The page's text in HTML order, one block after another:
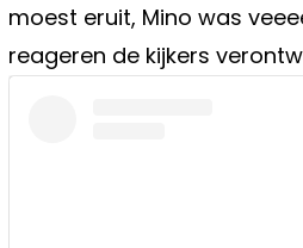
moest eruit, Mino was
reageren de kijkers